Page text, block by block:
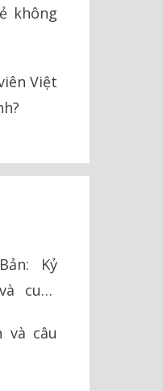
không
Việt
Kỷ
cuộc
và câu